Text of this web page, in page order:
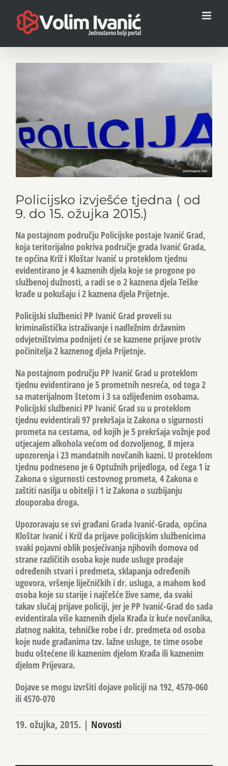
content
Policijsko izvješće tjedna ( od
9. do 15. ožujka 2015.)
Na postajnom području Policijske postaje Ivanić Grad,
koja teritorijalno pokriva područje grada Ivanić Grada,
te općina Križ i Kloštar Ivanić u proteklom tjednu
evidentirano je 4 kaznenih djela koje se progone po
službenoj dužnosti, a radi se o 2 kaznena djela Teške
krađe u pokušaju i 2 kaznena djela Prijetnje.
Policijski službenici PP Ivanić Grad proveli su
kriminalistička istraživanje i nadležnim državnim
odvjetništvima podnijeti će se kaznene prijave protiv
počinitelja 2 kaznenog djela Prijetnje.
Na postajnom području PP Ivanić Grad u proteklom
tjednu evidentirano je 5 prometnih nesreća, od toga 2
sa materijalnom štetom i 3 sa ozlijeđenim osobama.
Policijski službenici PP Ivanić Grad su u proteklom
tjednu evidentirali 97 prekršaja iz Zakona o sigurnosti
prometa na cestama, od kojih je 5 prekršaja vožnje pod
utjecajem alkohola većom od dozvoljenog, 8 mjera
upozorenja i 23 mandatnih novčanih kazni. U proteklom
tjednu podneseno je 6 Optužnih prijedloga, od čega 1 iz
Zakona o sigurnosti cestovnog prometa, 4 Zakona o
zaštiti nasilja u obitelji i 1 iz Zakona o suzbijanju
zlouporaba droga.
Upozoravaju se svi građani Grada Ivanić-Grada, općina
Kloštar Ivanić i Križ da prijave policijskim službenicima
svaki pojavni oblik posjećivanja njihovih domova od
strane različitih osoba koje nude usluge prodaje
određenih stvari i predmeta, sklapanja određenih
ugovora, vršenje liječničkih i dr. usluga, a mahom kod
osoba koje su starije i najčešće žive same, da svaki
takav slučaj prijave policiji, jer je PP Ivanić-Grad do sada
evidentirala više kaznenih djela Krađa iz kuće novčanika,
zlatnog nakita, tehničke robe i dr. predmeta od osoba
koje nude građanima tzv. lažne usluge, te time osobe
budu oštećene ili kaznenim djelom Krađa ili kaznenim
djelom Prijevara.
Dojave se mogu izvršiti dojave policiji na 192, 4570-060
ili 4570-070
19. ožujka, 2015. | Novosti